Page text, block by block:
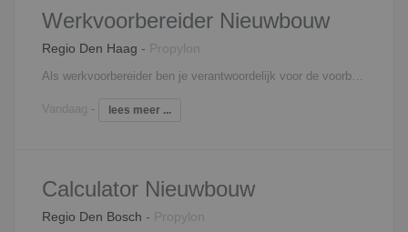
Werkvoorbereider Nieuwbouw
Regio Den Haag - Propylon
Als werkvoorbereider ben je verantwoordelijk voor de voorbereiding en de begeleiding van één of meerdere nieuwbouwprojecten. Je bent medeverantwoordelijk voor het behalen van de vooraf gestelde doelstellingen. Om deze doelstellingen te behalen stel je planningen en inkoopopdrachten op en zorg je voor de complete technische werkvoorbereiding. Je beoordeelt eveneens leveranciers en zorgt ervoor dat de gegevens voor de financiële bewaking en de afhandeling van projecten kloppen. Ook het signaleren en berekenen van meer- en minderwerk behoort tot jouw verantwoordelijkheden. Tot slot controleer, registreer en distribueer je documenten.
Vandaag - lees meer ...
Calculator Nieuwbouw
Regio Den Bosch - Propylon